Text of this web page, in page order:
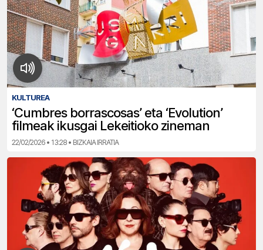
KULTUREA
‘Cumbres borrascosas’ eta ‘Evolution’
filmeak ikusgai Lekeitioko zineman
22/02/2026 • 13:28 • BIZKAIA IRRATIA